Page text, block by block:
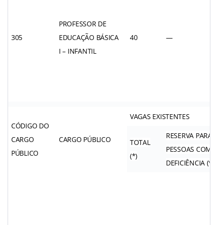
305
PROFESSOR DE
EDUCAÇÃO BÁSICA
I – INFANTIL
40 —
CÓDIGO DO
CARGO
PÚBLICO
CARGO PÚBLICO
VAGAS EXISTENTES
TOTAL
(*)
RESERVA PARA
PESSOAS COM
DEFICIÊNCIA (**)